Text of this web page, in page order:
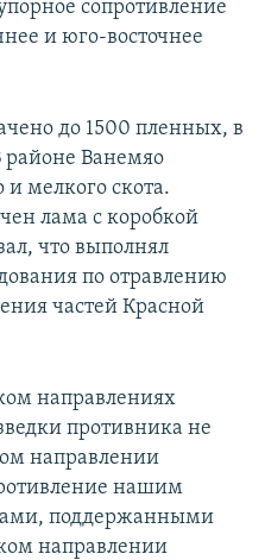
сопротивление
и юго-восточнее
до 1500 пленных, в
районе Ванемяо
и мелкого скота.
лама с коробкой
что выполнял
по отравлению
частей Красной
направлениях
противника не
направлении
нашим
поддержанными
направлении